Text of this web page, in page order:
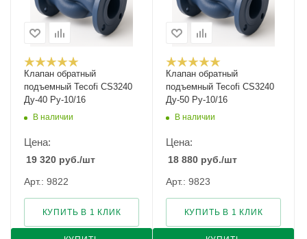
Клапан обратный
подъемный Tecofi CS3240
Ду-40 Ру-10/16
В наличии
Цена:
19 320 руб./шт
Арт.: 9822
КУПИТЬ В 1 КЛИК
Клапан обратный
подъемный Tecofi CS3240
Ду-50 Ру-10/16
В наличии
Цена:
18 880 руб./шт
Арт.: 9823
КУПИТЬ В 1 КЛИК